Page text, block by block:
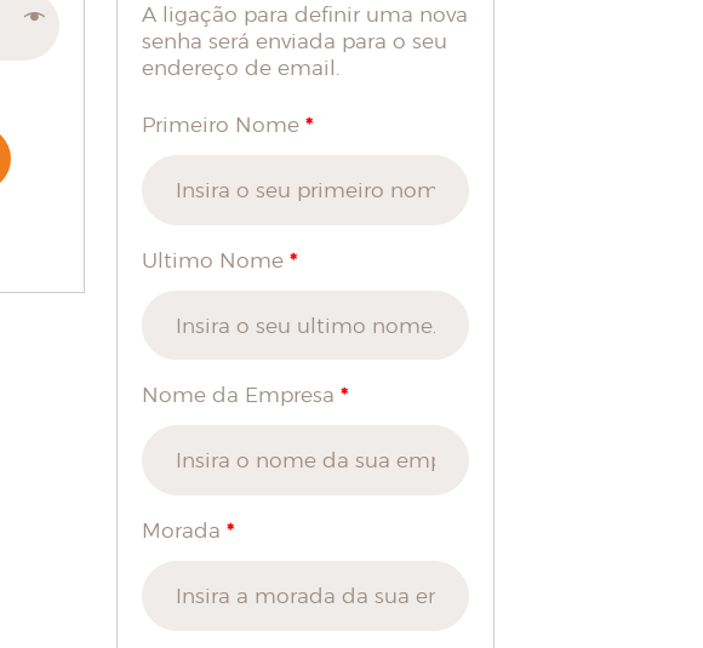
A ligação para definir uma nova
senha será enviada para o seu
endereço de email.
Primeiro Nome *
Ultimo Nome *
Nome da Empresa *
Morada *